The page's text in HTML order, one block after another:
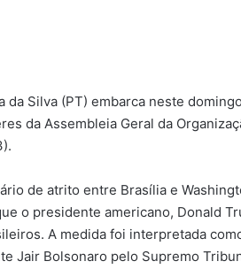
da Silva (PT) embarca neste
da Assembleia Geral da
de atrito entre Brasília e
o presidente americano, Donald
A medida foi interpretada
Jair Bolsonaro pelo Supremo